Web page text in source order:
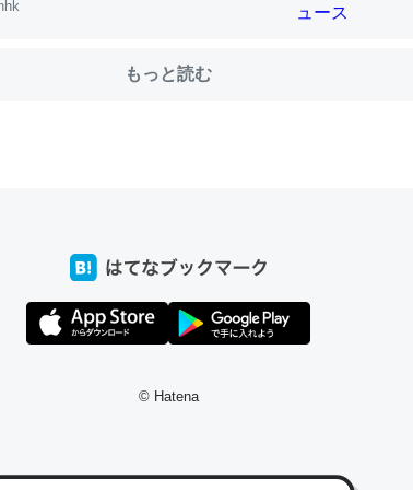
Echo Show 8を設定中でした。PrimeとかSpotifyを支払う
ばす効果があるはず……
もっと読む
© Hatena